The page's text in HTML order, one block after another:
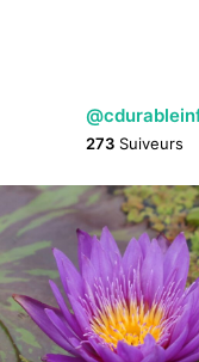
273 Suiveurs